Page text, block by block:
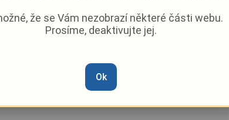
nabídne desítky
v areálu kláštera
že se Vám nezobrazí některé části webu.
Prosíme, deaktivujte jej.
Ok